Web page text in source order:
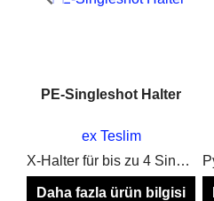
PE-Singleshot Halter
ex Teslim
X-Halter für bis zu 4 Singleshots, Feuertöpfe und Mines
Daha fazla ürün bilgisi